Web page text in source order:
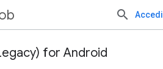
Accedi
for Android